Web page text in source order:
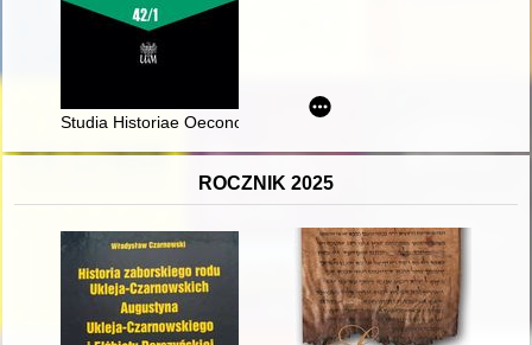
Studia Historiae Oeconomicae. Vol. 42, [z.] 1 (2024),
ROCZNIK 2025